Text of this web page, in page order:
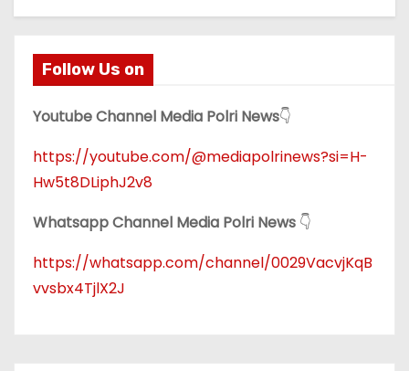
Follow Us on
Youtube Channel Media Polri News👇
https://youtube.com/@mediapolrinews?si=H-
Hw5t8DLiphJ2v8
Whatsapp Channel Media Polri News 👇
https://whatsapp.com/channel/0029VacvjKqB
vvsbx4TjlX2J